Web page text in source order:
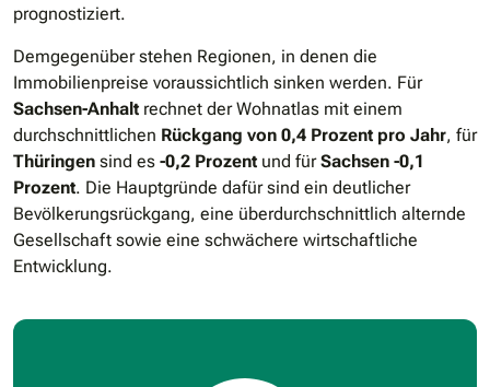
prognostiziert.
Demgegenüber stehen Regionen, in denen die
Immobilienpreise voraussichtlich sinken werden. Für
Sachsen-Anhalt rechnet der Wohnatlas mit einem
durchschnittlichen Rückgang von 0,4 Prozent pro Jahr, für
Thüringen sind es -0,2 Prozent und fürSachsen -0,1
Prozent. Die Hauptgründe dafür sind ein deutlicher
Bevölkerungsrückgang, eine überdurchschnittlich alternde
Gesellschaft sowie eine schwächere wirtschaftliche
Entwicklung.